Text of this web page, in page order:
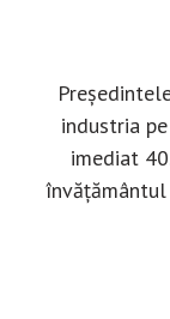
industria
imediat